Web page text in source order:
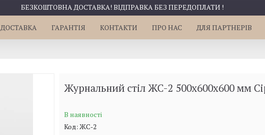
БЕЗКОШТОВНА ДОСТАВКА! ВІДПРАВКА БЕЗ ПЕРЕДОПЛАТИ !
ДОСТАВКА ГАРАНТІЯ КОНТАКТИ ПРО НАС ДЛЯ ПАРТНЕРІВ
Журнальний стіл ЖС-2 500x600x600 мм
В наявності
Код: ЖС-2